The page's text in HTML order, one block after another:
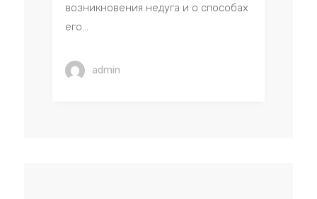
возникновения недуга и о способах
его...
admin